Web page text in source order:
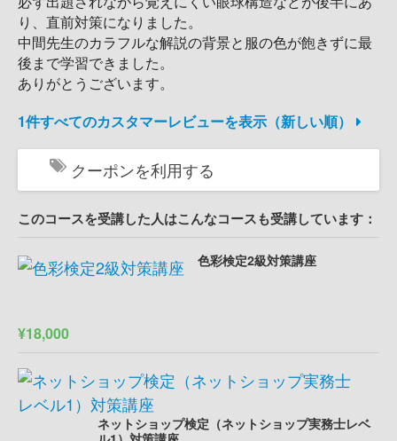
り、直前対策になりました。
中間先生のカラフルな解説の背景と服の色が飽きずに最
後まで学習できました。
ありがとうございます。
1件すべてのカスタマーレビューを表示（新しい順）
クーポンを利用する
このコースを受講した人はこんなコースも受講しています：
色彩検定2級対策講座
¥18,000
ネットショップ検定（ネットショップ実務士レベ